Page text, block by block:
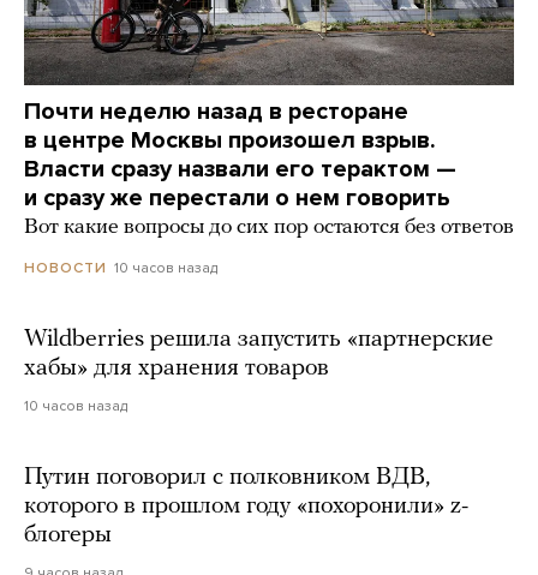
Почти неделю назад в ресторане
в центре Москвы произошел взрыв.
Власти сразу назвали его терактом —
и сразу же перестали о нем говорить
Вот какие вопросы до сих пор остаются без ответов
НОВОСТИ 10 часов назад
Wildberries решила запустить «партнерские
хабы» для хранения товаров
10 часов назад
Путин поговорил с полковником ВДВ,
которого в прошлом году «похоронили» z-
блогеры